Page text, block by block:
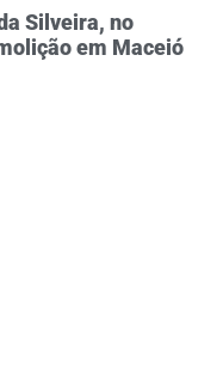
Silveira, no
em Maceió